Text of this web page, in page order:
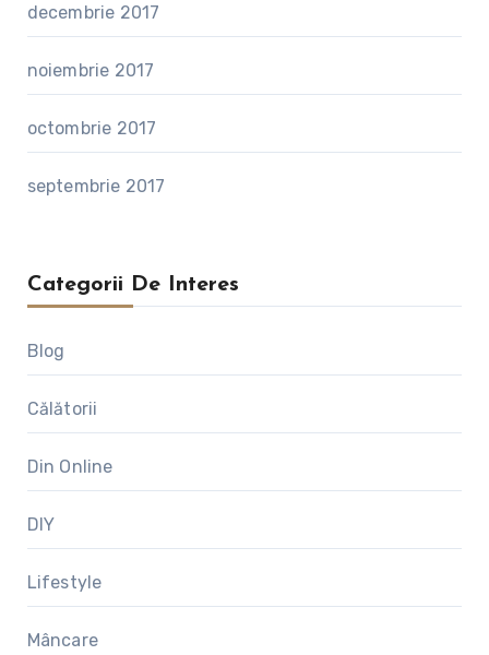
decembrie 2017
noiembrie 2017
octombrie 2017
septembrie 2017
Categorii De Interes
Blog
Călătorii
Din Online
DIY
Lifestyle
Mâncare